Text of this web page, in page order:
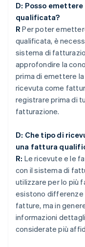
D: Posso
qualificata?
R Per poter
qualificata, è
sistema di
approfondire la
prima di emettere
ricevuta come
registrare prima di
fatturazione.
D: Che tipo di
una fattura
R: Le ricevute e le
con il sistema di
utilizzare per lo più
esistono differenze
fatture, ma in
informazioni
considerate più